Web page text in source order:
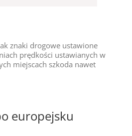
znaki drogowe ustawione
prędkości ustawianych w
miejscach szkoda nawet
europejsku